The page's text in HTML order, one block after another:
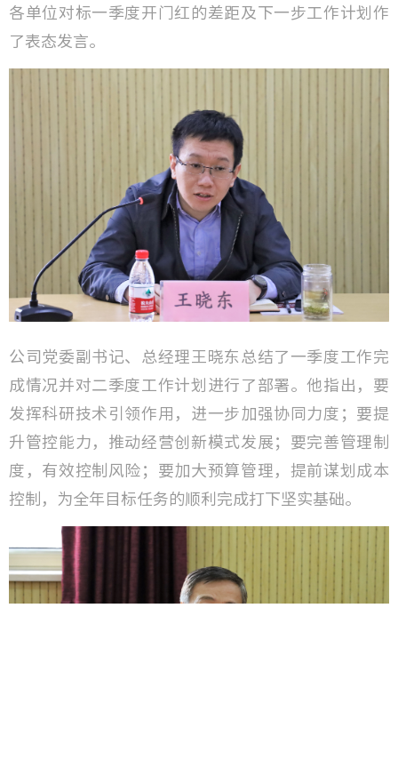
各单位对标一季度开门红的差距及下一步工作计划作
了表态发言。
公司党委副书记、总经理王晓东总结了一季度工作完
成情况并对二季度工作计划进行了部署。他指出，要
发挥科研技术引领作用，进一步加强协同力度；要提
升管控能力，推动经营创新模式发展；要完善管理制
度，有效控制风险；要加大预算管理，提前谋划成本
控制，为全年目标任务的顺利完成打下坚实基础。